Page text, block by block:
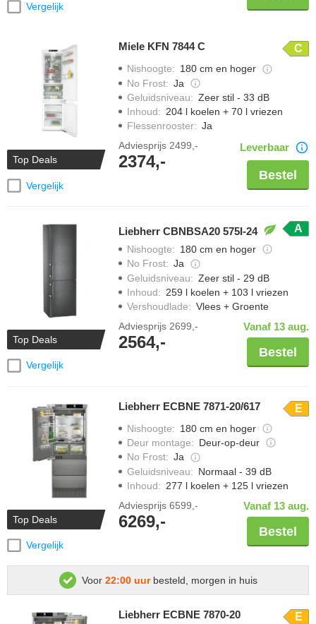
Vergelijk
Top Deals
Vergelijk
Miele KFN 7844 C C
Nishoogte: 180 cm en hoger
No Frost: Ja
Geluidsniveau: Zeer stil - 33 dB
Inhoud: 204 l koelen + 70 l vriezen
Flessenrooster: Ja
Adviesprijs 2499,-
2374,-
Leverbaar
Bestel
Top Deals
Vergelijk
Liebherr CBNBSA20 575I-24 A
Nishoogte: 180 cm en hoger
No Frost: Ja
Geluidsniveau: Zeer stil - 29 dB
Inhoud: 259 l koelen + 103 l vriezen
Vershoudlade: Vlees + Groente
Adviesprijs 2699,-
2564,-
Vanaf 13 aug.
Bestel
Top Deals
Vergelijk
Liebherr ECBNE 7871-20/617 E
Nishoogte: 180 cm en hoger
Deur montage: Deur-op-deur
No Frost: Ja
Geluidsniveau: Normaal - 39 dB
Inhoud: 277 l koelen + 125 l vriezen
Adviesprijs 6599,-
6269,-
Vanaf 13 aug.
Bestel
Voor 22:00 uurbesteld, morgen in huis
Liebherr ECBNE 7870-20 E